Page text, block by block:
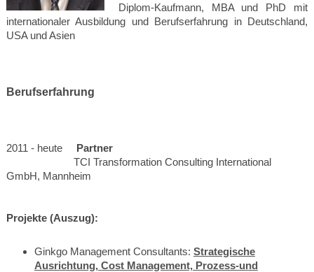
Diplom-Kaufmann, MBA und PhD mit
internationaler Ausbildung und Berufserfahrung in Deutschland,
USA und Asien
Berufserfahrung
2011 - heute
Partner
TCI Transformation Consulting International
GmbH, Mannheim
Projekte (Auszug):
Ginkgo Management Consultants: Strategische
Ausrichtung, Cost Management, Prozess-und